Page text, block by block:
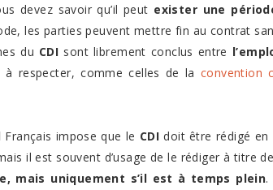
devez savoir qu’il peut exister une
les parties peuvent mettre fin au contrat
du CDI sont librement conclus entre
à respecter, comme celles de la convention
Français impose que le CDI doit être rédigé en
il est souvent d’usage de le rédiger à titre
mais uniquement s’il est à temps plein.